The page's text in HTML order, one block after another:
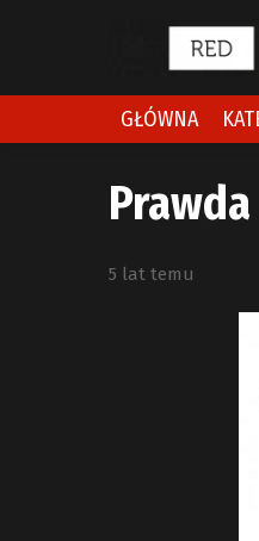
GŁÓWNA
Prawda
5 lat temu